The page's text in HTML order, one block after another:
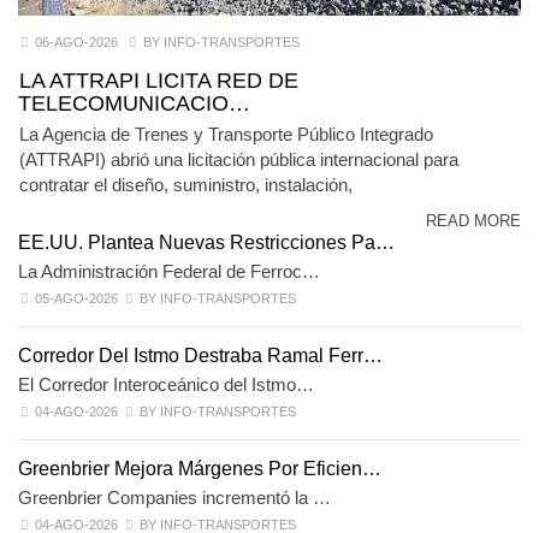
06-AGO-2026 BY INFO-TRANSPORTES
LA ATTRAPI LICITA RED DE
TELECOMUNICACIO…
La Agencia de Trenes y Transporte Público Integrado
(ATTRAPI) abrió una licitación pública internacional para
contratar el diseño, suministro, instalación,
READ MORE
EE.UU. Plantea Nuevas Restricciones Pa…
La Administración Federal de Ferroc…
05-AGO-2026 BY INFO-TRANSPORTES
Corredor Del Istmo Destraba Ramal Ferr…
El Corredor Interoceánico del Istmo…
04-AGO-2026 BY INFO-TRANSPORTES
Greenbrier Mejora Márgenes Por Eficien…
Greenbrier Companies incrementó la …
04-AGO-2026 BY INFO-TRANSPORTES